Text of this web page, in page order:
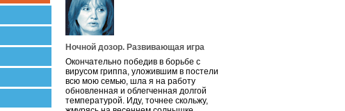
Ночной дозор. Развивающая игра
Окончательно победив в борьбе с
вирусом гриппа, уложившим в постели
всю мою семью, шла я на работу
обновленная и облегченная долгой
температурой. Иду, точнее скольжу,